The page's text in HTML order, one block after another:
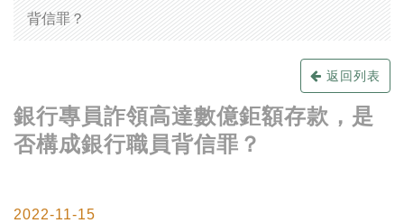
背信罪？
返回列表
銀行專員詐領高達數億鉅額存款，是
否構成銀行職員背信罪？
2022-11-15